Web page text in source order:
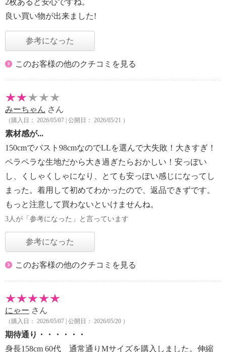
2枚あると安心ですね。
良い買い物が出来ました!
参考になった
このお客様の他のクチコミを見る
みーちゃん さん
（購入日： 2026/05/07 | 公開日： 2026/05/21 ）
素材感が...
150cmでバスト98cmなのでLLを選んで大失敗！大きすぎ！
ペラペラな生地だから大き過ぎたらおかしい！安っぽい
し、くしゃくしゃになり、とても安っぽい感じになってし
まった。着用して初めてわかったので、返品できずです。
もっと注意して買わないといけませんね。
3人が「参考になった」と言っています
参考になった
このお客様の他のクチコミを見る
にゃー さん
（購入日： 2026/05/07 | 公開日： 2026/05/20 ）
期待通り・・・・・・
身長158cm 60代 通常通りMサイズを購入しました。伸縮